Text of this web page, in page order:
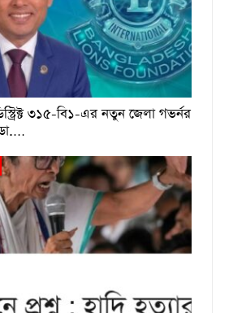
৩১৫-বি১-এর নতুন জেলা গভর্নর